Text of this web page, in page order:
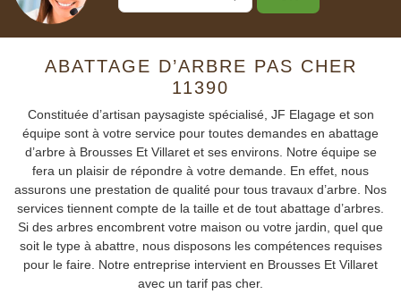
ABATTAGE D’ARBRE PAS CHER
11390
Constituée d’artisan paysagiste spécialisé, JF Elagage et son
équipe sont à votre service pour toutes demandes en abattage
d’arbre à Brousses Et Villaret et ses environs. Notre équipe se
fera un plaisir de répondre à votre demande. En effet, nous
assurons une prestation de qualité pour tous travaux d’arbre. Nos
services tiennent compte de la taille et de tout abattage d’arbres.
Si des arbres encombrent votre maison ou votre jardin, quel que
soit le type à abattre, nous disposons les compétences requises
pour le faire. Notre entreprise intervient en Brousses Et Villaret
avec un tarif pas cher.